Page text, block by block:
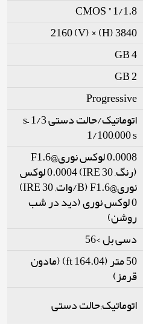
1/1.8" CMOS
3840 (H) × 2160 (V)
4 GB
2 GB
Progressive
اتوماتیک/حالت دستی 1/3 s–
1/100,000 s
0.0008 لوکس نوری@F1.6
(رنگ, 30 IRE) 0.0004 لوکس
نوری@F1.6 (B/وات, 30 IRE)
0 لوکس نوری (دید در شب
روشن)
دسی بل >56
50 متر (164.04 ft) (مادون
قرمز)
اتوماتیک;حالت دستی